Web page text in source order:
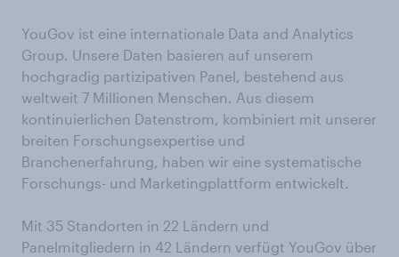
YouGov ist eine internationale Data and Analytics
Group. Unsere Daten basieren auf unserem
hochgradig partizipativen Panel, bestehend aus
weltweit 7 Millionen Menschen. Aus diesem
kontinuierlichen Datenstrom, kombiniert mit unserer
breiten Forschungsexpertise und
Branchenerfahrung, haben wir eine systematische
Forschungs- und Marketingplattform entwickelt.
Mit 35 Standorten in 22 Ländern und
Panelmitgliedern in 42 Ländern verfügt YouGov über